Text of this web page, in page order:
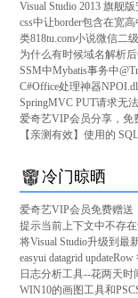
Visual Studio 2013 旗舰
css中让border包含在宽
类818tu.com小说微信二
为什么有时候域名解析
SSM中Mybatis事务中
C#Office处理神器
SpringMVC PUT请求无
爱奇艺VIP会员分享，免
【亲测有效】使用的
冷门晾晒
爱奇艺VIP会员免费赠送
提示当前上下文中不存在
将Visual Studio升级到
easyui datagrid
日志分析工具--花两天时
WIN10的画图工具和